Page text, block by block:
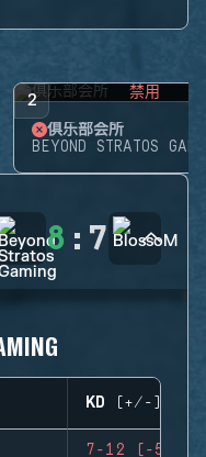
2 禁用
俱乐部会所
BEYOND STRATOS
8 : 7
KD (+/-)
7-12 (-5)